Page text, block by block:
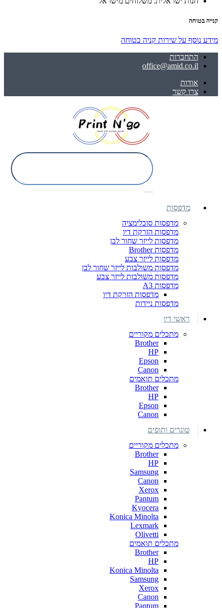
קנייה בטוחה
מידע נוסף על שירות קניה בטוחה
התחברות
office@amid.co.il
אודות
צרו קשר
מדפסות
מדפסות סובלימציה
מדפסות הזרקת דיו
מדפסות לייזר שחור לבן
מדפסות Brother
מדפסות לייזר צבע
מדפסות משולבות לייזר שחור לבן
מדפסות משולבות לייזר צבע
מדפסות A3
מדפסות הזרקת דיו
מדפסות ניידות
ראשי דיו
מתכלים מקוריים
Brother
HP
Epson
Canon
מתכלים תואמים
Brother
HP
Epson
Canon
טונרים ותופים
מתכלים מקוריים
Brother
HP
Samsung
Canon
Xerox
Pantum
Kyocera
Konica Minolta
Lexmark
Olivetti
מתכלים תואמים
Brother
HP
Konica Minolta
Samsung
Xerox
Canon
Pantum